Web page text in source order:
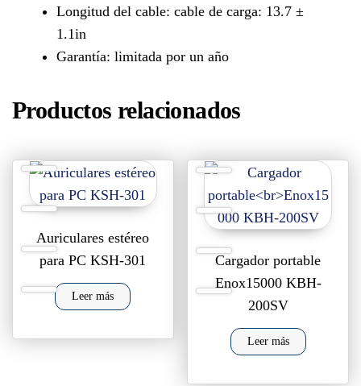
Longitud del cable: cable de carga: 13.7 ±
1.1in
Garantía: limitada por un año
Productos relacionados
Auriculares estéreo
para PC KSH-301
Leer más
Cargador portable
Enox15000 KBH-
200SV
Leer más